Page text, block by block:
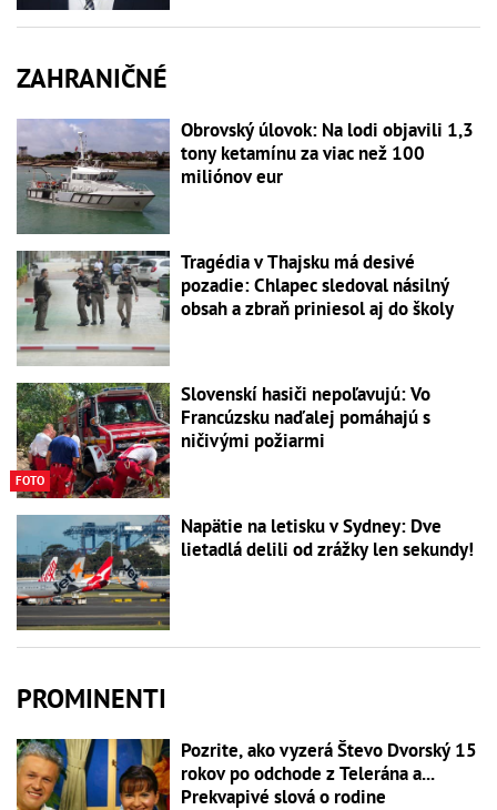
ZAHRANIČNÉ
Obrovský úlovok: Na lodi objavili 1,3
tony ketamínu za viac než 100
miliónov eur
Tragédia v Thajsku má desivé
pozadie: Chlapec sledoval násilný
obsah a zbraň priniesol aj do školy
FOTO
Slovenskí hasiči nepoľavujú: Vo
Francúzsku naďalej pomáhajú s
ničivými požiarmi
Napätie na letisku v Sydney: Dve
lietadlá delili od zrážky len sekundy!
PROMINENTI
Pozrite, ako vyzerá Števo Dvorský 15
rokov po odchode z Telerána a...
Prekvapivé slová o rodine